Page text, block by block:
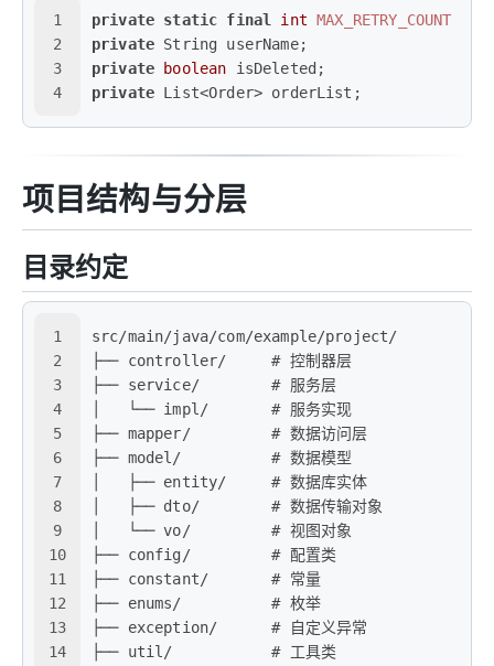
1
2
3
4
private static final int MAX_RETRY_COUNT
private String userName;
private boolean isDeleted;
private List<Order> orderList;
项目结构与分层
目录约定
1
2
3
4
5
6
7
8
9
10
11
12
13
14
src/main/java/com/example/project/
├── controller/     # 控制器层
├── service/        # 服务层
│   └── impl/       # 服务实现
├── mapper/         # 数据访问层
├── model/          # 数据模型
│   ├── entity/     # 数据库实体
│   ├── dto/        # 数据传输对象
│   └── vo/         # 视图对象
├── config/         # 配置类
├── constant/       # 常量
├── enums/          # 枚举
├── exception/      # 自定义异常
├── util/           # 工具类